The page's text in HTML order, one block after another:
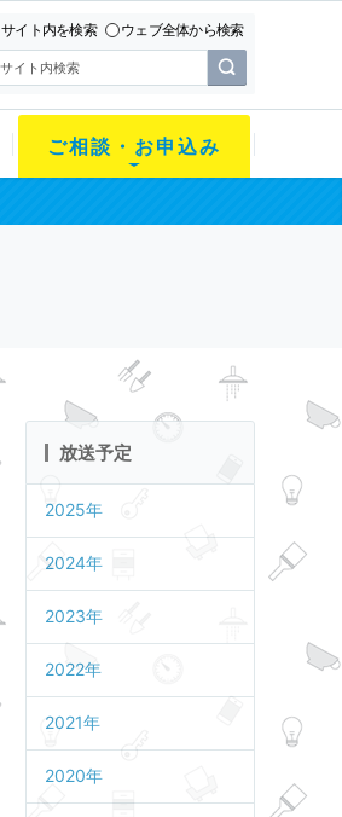
サイト内を検索 ウェブ全体から検索
ご相談・お申込み
放送予定
2025年
2024年
2023年
2022年
2021年
2020年